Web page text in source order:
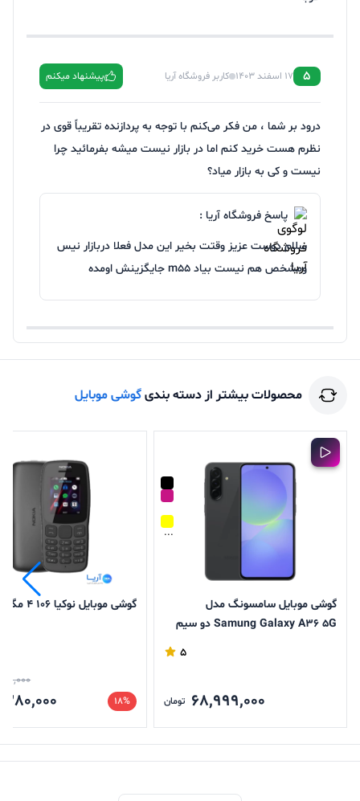
5 17 اسفند 1403 کاربر فروشگاه آریا پیشنهاد میکنم
درود بر شما ، من فکر می‌کنم با توجه به پردازنده تقریباً قوی در
نظرم هست خرید کنم اما در بازار نیست میشه بفرمائید چرا
نیست و کی به بازار میاد؟
پاسخ فروشگاه آریا :
سلام دوست عزیز وقتت بخیر این مدل فعلا دربازار نیس
ومشخص هم نیست بیاد m55 جایگزینش اومده
محصولات بیشتر از دسته بندیگوشی موبایل
...
گوشی موبایل سامسونگ مدل
Samung Galaxy A36 5G دو سیم
5
68,999,000 تومان
گوشی موبایل نوکیا 106 4 مگابایت
18%